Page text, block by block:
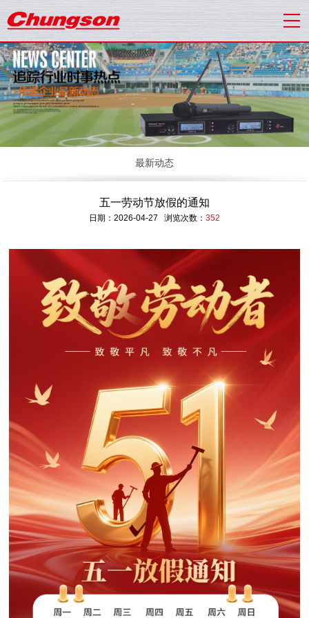
最新动态
五一劳动节放假的通知
日期：2026-04-27 浏览次数： 352